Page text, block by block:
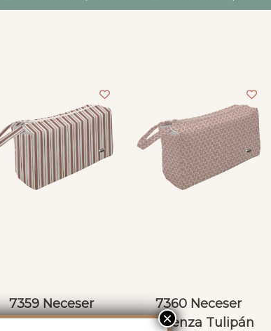
7359 Neceser
Provenza Rayas
7360 Neceser
Provenza Tulipán
×